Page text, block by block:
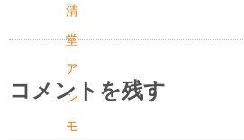
清
堂
ア
ン
モ
コメントを残す